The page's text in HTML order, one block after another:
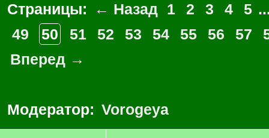
Страницы: ← Назад 1 2 3 4 5
49
50 51 52 53 54 55 56 57
Вперед →
Модератор: Vorogeya